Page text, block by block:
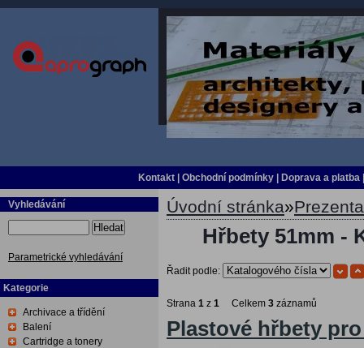
Kontakt Obchodní podmínky Doprava a platba
Vyhledávání
Hledat
Parametrické vyhledávání
Kategorie
Archivace a třídění
Balení
Cartridge a tonery
Úvodní stránka»
Hřbety 51mm -
Řadit podle:
Strana 1 z 1 Celkem 3 záznamů
Plastové hřbety